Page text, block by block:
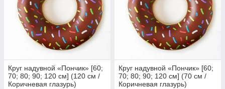
Круг надувной «Пончик» [60;
70; 80; 90; 120 см] (120 см /
Коричневая глазурь)
Круг надувной «Пончик» [60;
70; 80; 90; 120 см] (70 см /
Коричневая глазурь)